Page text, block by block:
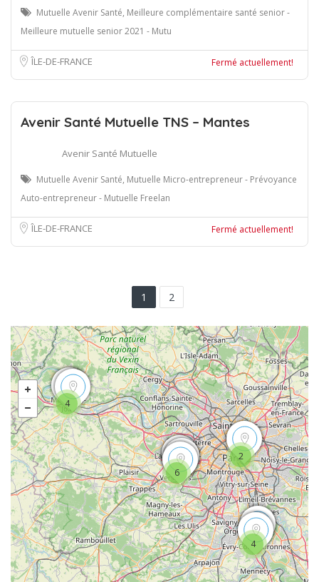
Mutuelle Avenir Santé, Meilleure complémentaire santé senior -
Meilleure mutuelle senior 2021 - Mutu
ÎLE-DE-FRANCE Fermé actuellement!
Avenir Santé Mutuelle TNS – Mantes
Avenir Santé Mutuelle
Mutuelle Avenir Santé, Mutuelle Micro-entrepreneur - Prévoyance
Auto-entrepreneur - Mutuelle Freelan
ÎLE-DE-FRANCE Fermé actuellement!
1 2
4
2
4
6